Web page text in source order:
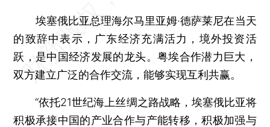
埃塞俄比亚总理海尔马里亚姆·德萨莱尼在当天
的致辞中表示，广东经济充满活力，境外投资活
跃，是中国经济发展的龙头。粤埃合作潜力巨大，
双方建立广泛的合作交流，能够实现互利共赢。
“依托21世纪海上丝绸之路战略，埃塞俄比亚将
积极承接中国的产业合作与产能转移，积极加强与